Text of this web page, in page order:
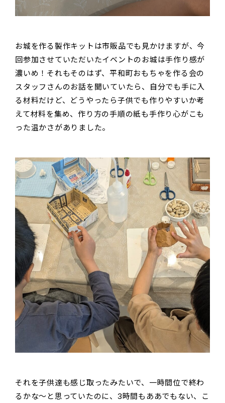
お城を作る製作キットは市販品でも見かけますが、今
回参加させていただいたイベントのお城は手作り感が
濃いめ！それもそのはず、平和町おもちゃを作る会の
スタッフさんのお話を聞いていたら、自分でも手に入
る材料だけど、どうやったら子供でも作りやすいか考
えて材料を集め、作り方の手順の紙も手作り心がこも
った温かさがありました。
それを子供達も感じ取ったみたいで、一時間位で終わ
るかな～と思っていたのに、3時間もああでもない、こ